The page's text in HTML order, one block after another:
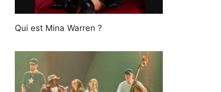
Qui est Mina Warren ?